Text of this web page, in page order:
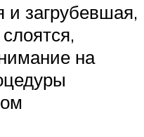
и загрубевшая,
на